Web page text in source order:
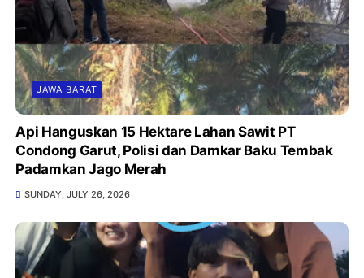
JAWA BARAT
Api Hanguskan 15 Hektare Lahan Sawit PT
Condong Garut, Polisi dan Damkar Baku Tembak
Padamkan Jago Merah
SUNDAY, JULY 26, 2026